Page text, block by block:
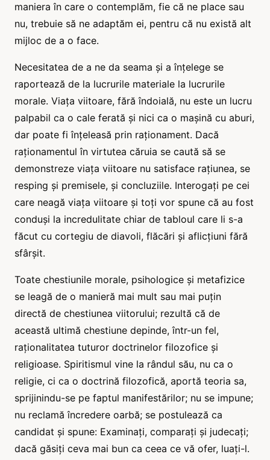
maniera în care o contemplăm, fie că ne place sau
nu, trebuie să ne adaptăm ei, pentru că nu există alt
mijloc de a o face.
Necesitatea de a ne da seama și a înțelege se
raportează de la lucrurile materiale la lucrurile
morale. Viața viitoare, fără îndoială, nu este un lucru
palpabil ca o cale ferată și nici ca o mașină cu aburi,
dar poate fi înțeleasă prin raționament. Dacă
raționamentul în virtutea căruia se caută să se
demonstreze viața viitoare nu satisface rațiunea, se
resping și premisele, și concluziile. Interogați pe cei
care neagă viața viitoare și toți vor spune că au fost
conduși la incredulitate chiar de tabloul care li s-a
făcut cu cortegiu de diavoli, flăcări și aflicțiuni fără
sfârșit.
Toate chestiunile morale, psihologice și metafizice
se leagă de o manieră mai mult sau mai puțin
directă de chestiunea viitorului; rezultă că de
această ultimă chestiune depinde, într-un fel,
raționalitatea tuturor doctrinelor filozofice și
religioase. Spiritismul vine la rândul său, nu ca o
religie, ci ca o doctrină filozofică, aportă teoria sa,
sprijinindu-se pe faptul manifestărilor; nu se impune;
nu reclamă încredere oarbă; se postulează ca
candidat și spune: Examinați, comparați și judecați;
dacă găsiți ceva mai bun ca ceea ce vă ofer, luați-l.